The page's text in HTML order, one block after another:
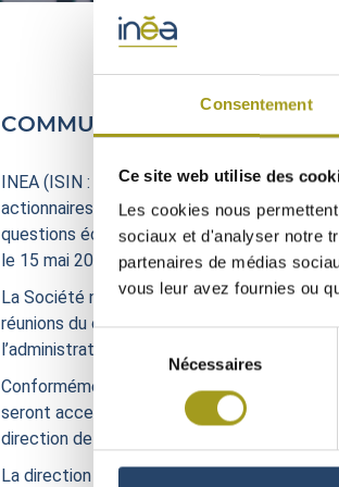
Consentement
Ce site web utilise des
Les cookies nous
sociaux et d'analyser notre
partenaires de médias
vous leur avez fournies ou
consentement
Nécessaires
COMMUNIQUÉ
INEA (ISIN : FR0010341032), acteur de
actionnaires de la Société agissant de
questions écrites portant sur la
le 15 mai 2024 (la « Convention GEST »).
La Société note que ces questions ont
réunions du conseil d’administration
l’administrateur et le censeur concernés
Conformément à ses obligations légales, le
seront accessibles sur le site internet de
direction de la Société ainsi que la majorité
La direction et le conseil d’administration